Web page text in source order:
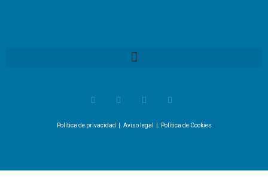
Política de privacidad Aviso legal Política de Cookies